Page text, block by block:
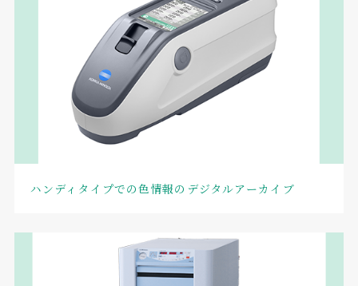
ハンディタイプでの色情報のデジタルアーカイブ